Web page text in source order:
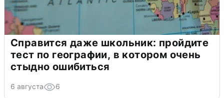
Справится даже школьник: пройдите
тест по географии, в котором очень
стыдно ошибиться
6 августа 6